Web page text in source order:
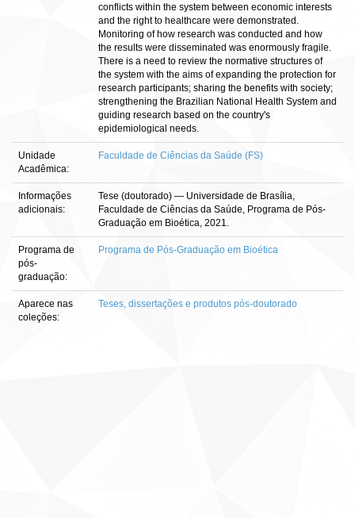
conflicts within the system between economic interests
and the right to healthcare were demonstrated.
Monitoring of how research was conducted and how
the results were disseminated was enormously fragile.
There is a need to review the normative structures of
the system with the aims of expanding the protection for
research participants; sharing the benefits with society;
strengthening the Brazilian National Health System and
guiding research based on the country's
epidemiological needs.
Unidade
Acadêmica:
Faculdade de Ciências da Saúde (FS)
Informações
adicionais:
Tese (doutorado) — Universidade de Brasília,
Faculdade de Ciências da Saúde, Programa de Pós-
Graduação em Bioética, 2021.
Programa de
pós-
graduação:
Programa de Pós-Graduação em Bioética
Aparece nas
coleções:
Teses, dissertações e produtos pós-doutorado